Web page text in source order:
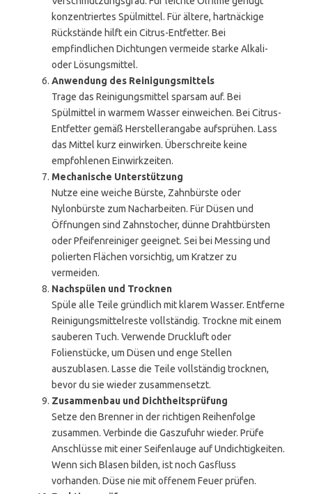
konzentriertes Spülmittel. Für ältere, hartnäckige
Rückstände hilft ein Citrus-Entfetter. Bei
empfindlichen Dichtungen vermeide starke Alkali-
oder Lösungsmittel.
Anwendung des Reinigungsmittels
Trage das Reinigungsmittel sparsam auf. Bei
Spülmittel in warmem Wasser einweichen. Bei Citrus-
Entfetter gemäß Herstellerangabe aufsprühen. Lass
das Mittel kurz einwirken. Überschreite keine
empfohlenen Einwirkzeiten.
Mechanische Unterstützung
Nutze eine weiche Bürste, Zahnbürste oder
Nylonbürste zum Nacharbeiten. Für Düsen und
Öffnungen sind Zahnstocher, dünne Drahtbürsten
oder Pfeifenreiniger geeignet. Sei bei Messing und
polierten Flächen vorsichtig, um Kratzer zu
vermeiden.
Nachspülen und Trocknen
Spüle alle Teile gründlich mit klarem Wasser. Entferne
Reinigungsmittelreste vollständig. Trockne mit einem
sauberen Tuch. Verwende Druckluft oder
Folienstücke, um Düsen und enge Stellen
auszublasen. Lasse die Teile vollständig trocknen,
bevor du sie wieder zusammensetzt.
Zusammenbau und Dichtheitsprüfung
Setze den Brenner in der richtigen Reihenfolge
zusammen. Verbinde die Gaszufuhr wieder. Prüfe
Anschlüsse mit einer Seifenlauge auf Undichtigkeiten.
Wenn sich Blasen bilden, ist noch Gasfluss
vorhanden. Düse nie mit offenem Feuer prüfen.